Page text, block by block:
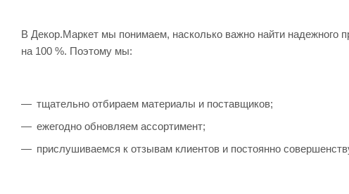
В Декор.Маркет мы понимаем, насколько важно найти надежного
на 100 %. Поэтому мы:
тщательно отбираем материалы и поставщиков;
ежегодно обновляем ассортимент;
прислушиваемся к отзывам клиентов и постоянно